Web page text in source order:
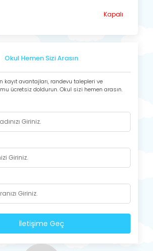
Kapalı
Okul Hemen Sizi Arasın
kayıt avantajları, randevu talepleri ve
ücretsiz doldurun. Okul sizi hemen arasın.
İletişime Geç